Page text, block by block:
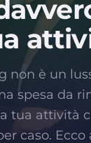
non è un
spesa da
tua attività
caso. Ecco